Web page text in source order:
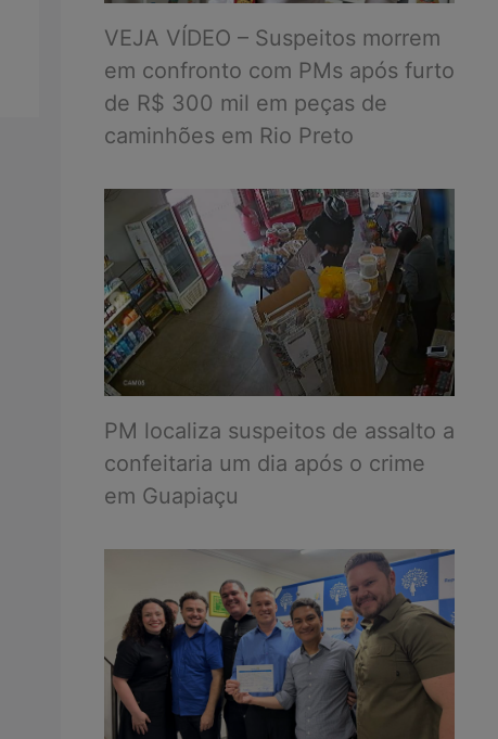
VEJA VÍDEO – Suspeitos morrem
em confronto com PMs após furto
de R$ 300 mil em peças de
caminhões em Rio Preto
PM localiza suspeitos de assalto a
confeitaria um dia após o crime
em Guapiaçu